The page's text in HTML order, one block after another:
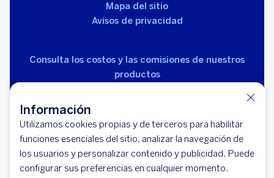
Información
Utilizamos cookies propias y de terceros para habilitar
funciones esenciales del sitio, analizar la navegación de
los usuarios y personalizar contenido y publicidad. Puede
configurar sus preferencias en cualquier momento.
Mapa del sitio
Avisos de privacidad
Consulta los costos y las comisiones de nuestros
productos
© 2026 BBVA México, S.A., Institución de Banca
Múltiple, Grupo Financiero BBVA México. Avenida Paseo